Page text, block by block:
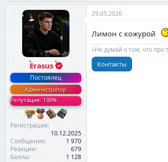
Erasus
Постоялец
Администратор
Репутация: 100%
Регистрация
10.12.2025
Сообщения
1 970
Реакции
679
Баллы
1 128
29.05.2026
Лимон с кожурой
«Не думай о том, что
Контакты